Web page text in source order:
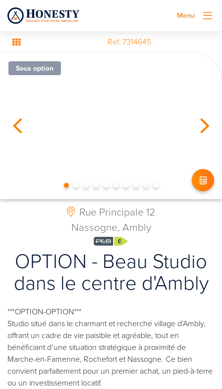
Menu
Ref. 7314645
Sous option
Rue Principale 12
Nassogne, Ambly
OPTION - Beau Studio
dans le centre d'Ambly
***OPTION-OPTION***
Studio situé dans le charmant et recherché village d’Ambly,
offrant un cadre de vie paisible et agréable, tout en
bénéficiant d’une situation stratégique à proximité de
Marche-en-Famenne, Rochefort et Nassogne. Ce bien
convient parfaitement pour un premier achat, un pied-à-terre
ou un investissement locatif.